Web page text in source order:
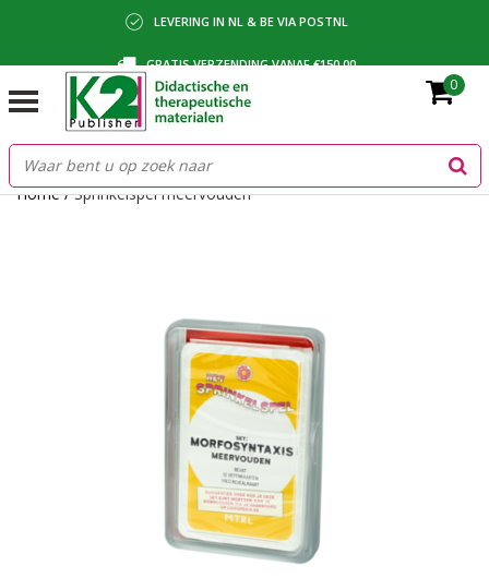
LEVERING IN NL & BE VIA POSTNL
GRATIS VERZENDING VANAF €150,00
BETALING VIA IDEAL, BANCONTACT OF FACTUUR
0
Home/Sprinkelspel meervouden